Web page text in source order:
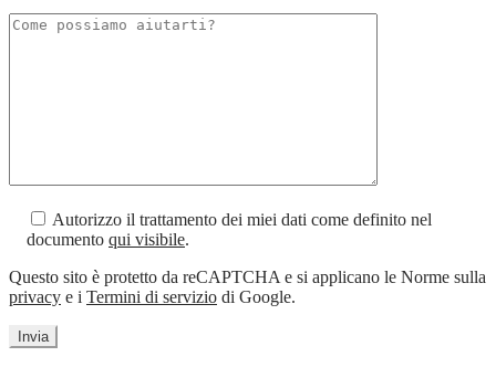
Autorizzo il trattamento dei miei dati come definito nel
documento qui visibile.
Questo sito è protetto da reCAPTCHA e si applicano le Norme sulla
privacy e i Termini di servizio di Google.